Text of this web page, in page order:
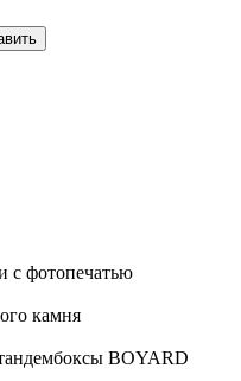
фотопечатью
камня
BOYARD